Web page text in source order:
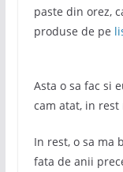
paste din orez,
produse de pe
Asta o sa fac si
cam atat, in
In rest, o sa ma
fata de anii